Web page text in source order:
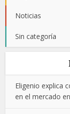
Noticias
Sin categoría
Eligenio explica
en el mercado